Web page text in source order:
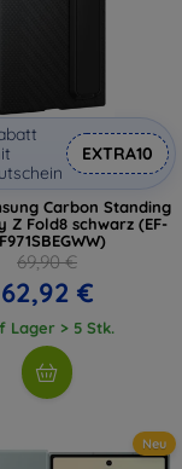
EXTRA10
Carbon Standing
Z Fold8 schwarz (EF-
69,90 €
62,92 €
Lager > 5 Stk.
Neu